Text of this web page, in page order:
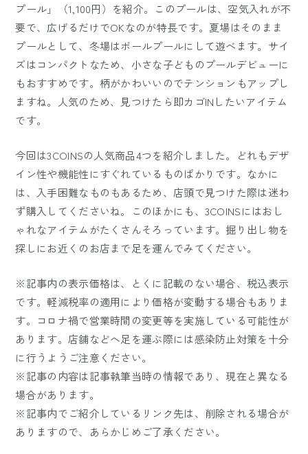
プール」（1,100円）を紹介。このプールは、空気入れが不
要で、広げるだけでOKなのが特長です。夏場はそのまま
プールとして、冬場はボールプールにして遊べます。サイ
ズはコンパクトなため、小さな子どものプールデビューに
もおすすめです。柄がかわいいのでテンションもアップし
ますね。人気のため、見つけたら即カゴINしたいアイテム
です。
今回は3COINSの人気商品4つを紹介しました。どれもデザ
イン性や機能性にすぐれているものばかりです。なかに
は、入手困難なものもあるため、店頭で見つけた際は迷わ
ず購入してくださいね。このほかにも、3COINSにはおし
ゃれなアイテムがたくさんそろっています。掘り出し物を
探しにお近くのお店まで足を運んでみてください。
※記事内の表示価格は、とくに記載のない場合、税込表示
です。軽減税率の適用により価格が変動する場合もありま
す。コロナ禍で営業時間の変更等を実施している可能性が
あります。店舗などへ足を運ぶ際には感染防止対策を十分
に行うようご注意ください。
※記事の内容は記事執筆当時の情報であり、現在と異なる
場合があります。
※記事内でご紹介しているリンク先は、削除される場合が
ありますので、あらかじめご了承ください。